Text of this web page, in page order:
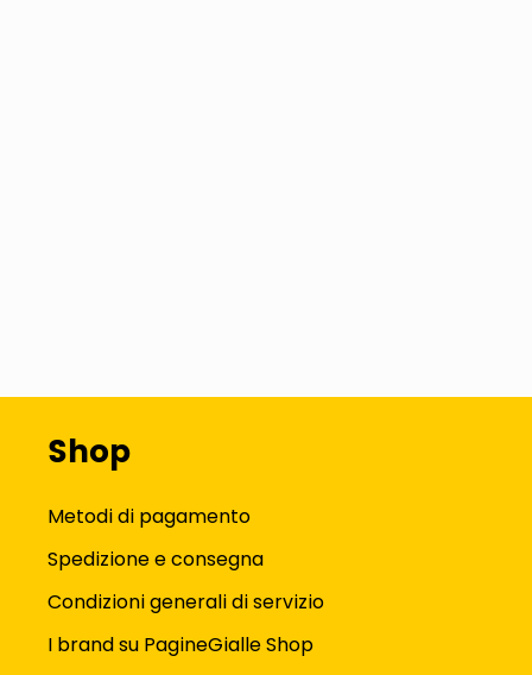
Shop
Metodi di pagamento
Spedizione e consegna
Condizioni generali di servizio
I brand su PagineGialle Shop